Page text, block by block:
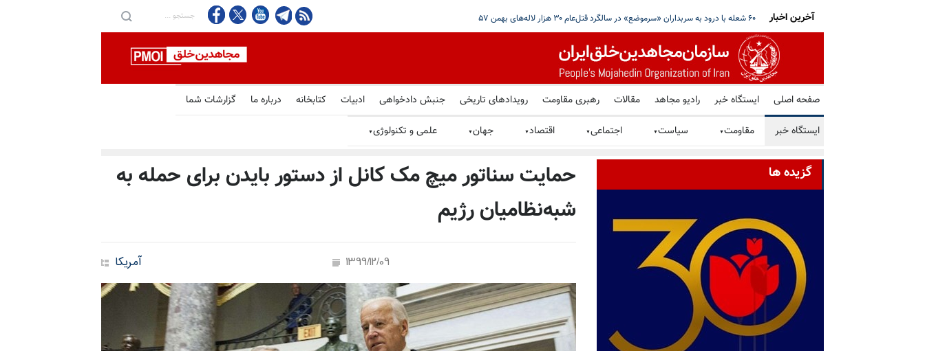
آمریکا یک فرد و شش شرکت و صرافی رمز ارز مرتبط با شبکه مالی سپاه هرمز خبر داد؛ علم‌الهدی خواستار ادامه جنگ
آخرین اخبار
صفحه اصلی ایستگاه خبر رادیو مجاهد مقالات رهبری مقاومت رویدادهای تاریخی جنبش دادخواهی ادبیات کتابخانه درباره ما گزارشات شما
ایستگاه خبر مقاومت▼ سیاست▼ اجتماعی▼ اقتصاد▼ جهان▼ علمی و تکنولوژی▼
حمایت سناتور میچ مک کانل از دستور بایدن برای حمله به
شبه‌نظامیان رژیم
آمریکا 1399/12/09
گزیده ها